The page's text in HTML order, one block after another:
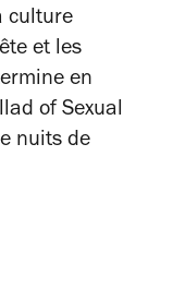
culture
et les
en
of Sexual
nuits de